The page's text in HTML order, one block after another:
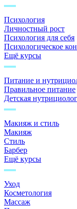
Психология
Личностный рост
Психология для себя
Психологическое
Ещё курсы
Питание и
Правильное питание
Детская
Макияж и стиль
Макияж
Стиль
Барбер
Ещё курсы
Уход
Косметология
Массаж